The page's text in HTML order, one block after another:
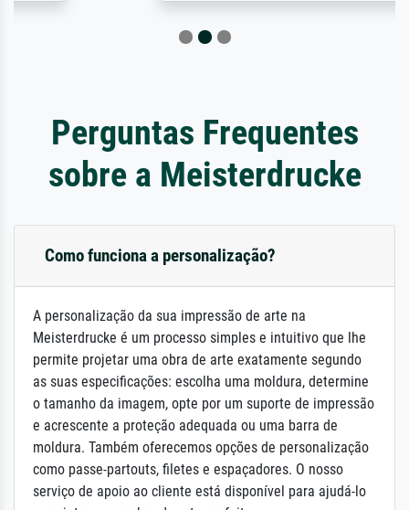
Perguntas Frequentes
sobre a Meisterdrucke
Como funciona a personalização?
A personalização da sua impressão de arte na
Meisterdrucke é um processo simples e intuitivo que lhe
permite projetar uma obra de arte exatamente segundo
as suas especificações: escolha uma moldura, determine
o tamanho da imagem, opte por um suporte de impressão
e acrescente a proteção adequada ou uma barra de
moldura. Também oferecemos opções de personalização
como passe-partouts, filetes e espaçadores. O nosso
serviço de apoio ao cliente está disponível para ajudá-lo